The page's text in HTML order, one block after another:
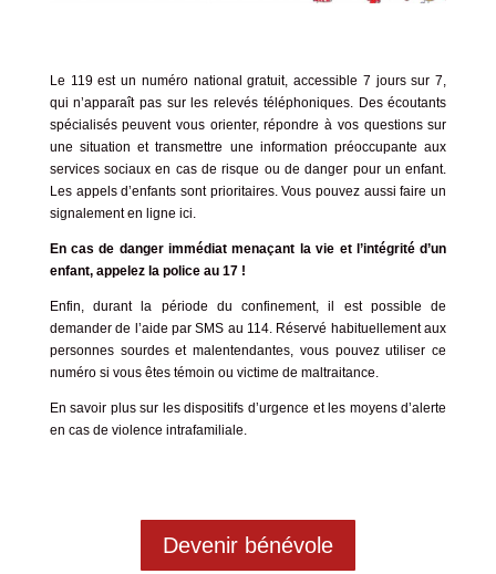
Le 119 est un numéro national gratuit, accessible 7 jours sur 7,
qui n’apparaît pas sur les relevés téléphoniques. Des écoutants
spécialisés peuvent vous orienter, répondre à vos questions sur
une situation et transmettre une information préoccupante aux
services sociaux en cas de risque ou de danger pour un enfant.
Les appels d’enfants sont prioritaires. Vous pouvez aussi faire un
signalement en ligne ici
En cas de danger immédiat menaçant la vie et l’intégrité d’un
enfant, appelez la police au 17 !
Enfin, durant la période du confinement, il est possible de
demander de l’aide par SMS au 114. Réservé habituellement aux
personnes sourdes et malentendantes, vous pouvez utiliser ce
numéro si vous êtes témoin ou victime de maltraitance.
En savoir plus sur les dispositifs d’urgence et les moyens d’alerte
en cas de violence intrafamiliale.
Devenir bénévole